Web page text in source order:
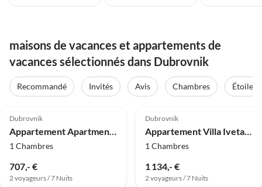
maisons de vacances et appartements de
vacances sélectionnés dans Dubrovnik
Recommandé Invités Avis Chambres
Étoiles
Dubrovnik
Appartement Apartment Mir - Studio Apartment with Garden View
1 Chambres
707,- €
2 voyageurs / 7 Nuits
Dubrovnik
Appartement Villa Iveta- Triple Room (Ground Floor) - Martina
1 Chambres
1 134,- €
2 voyageurs / 7 Nuits